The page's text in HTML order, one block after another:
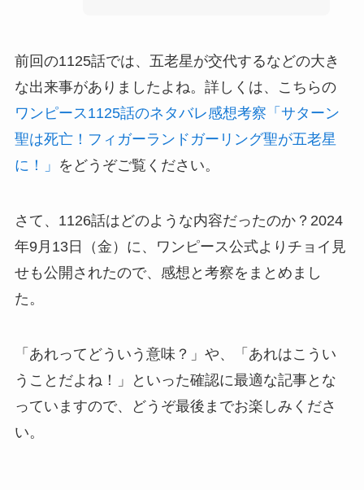
前回の1125話では、五老星が交代するなどの大き
な出来事がありましたよね。詳しくは、こちらの
ワンピース1125話のネタバレ感想考察「サターン
聖は死亡！フィガーランドガーリング聖が五老星
に！」 をどうぞご覧ください。
さて、1126話はどのような内容だったのか？2024
年9月13日（金）に、ワンピース公式よりチョイ見
せも公開されたので、感想と考察をまとめまし
た。
「あれってどういう意味？」や、「あれはこうい
うことだよね！」といった確認に最適な記事とな
っていますので、どうぞ最後までお楽しみくださ
い。